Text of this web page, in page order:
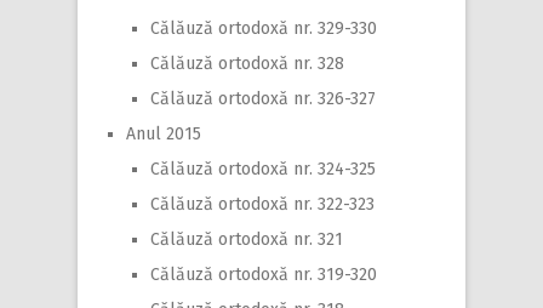
Călăuză ortodoxă nr. 329-330
Călăuză ortodoxă nr. 328
Călăuză ortodoxă nr. 326-327
Anul 2015
Călăuză ortodoxă nr. 324-325
Călăuză ortodoxă nr. 322-323
Călăuză ortodoxă nr. 321
Călăuză ortodoxă nr. 319-320